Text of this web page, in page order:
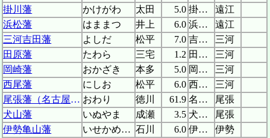
掛川藩
かけがわ 太田 5.0 掛川城
遠江
浜松藩
はままつ 井上 6.0 浜松城
遠江
三河吉田藩
よしだ 松平 7.0 吉田城
三河
田原藩
たわら 三宅 1.2 田原城
三河
岡崎藩
おかざき 本多 5.0 岡崎城
三河
西尾藩
にしお 松平 6.0 西尾城
三河
尾張藩（名古屋藩） おわり 徳川 61.9 名古屋城
尾張
犬山藩
いぬやま 成瀬 3.5 犬山城
尾張
伊勢亀山藩
いせかめやま 石川 6.0 伊勢亀山城
伊勢